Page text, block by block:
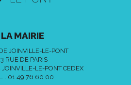
LA MAIRIE
JOINVILLE-LE-PONT
RUE DE PARIS
LE-PONT CEDEX
: 01 49 76 60 00